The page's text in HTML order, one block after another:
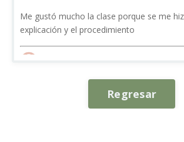
Me gustó mucho la clase porque se me
explicación y el procedimiento
Fecha: 2026/05/20
Regresar